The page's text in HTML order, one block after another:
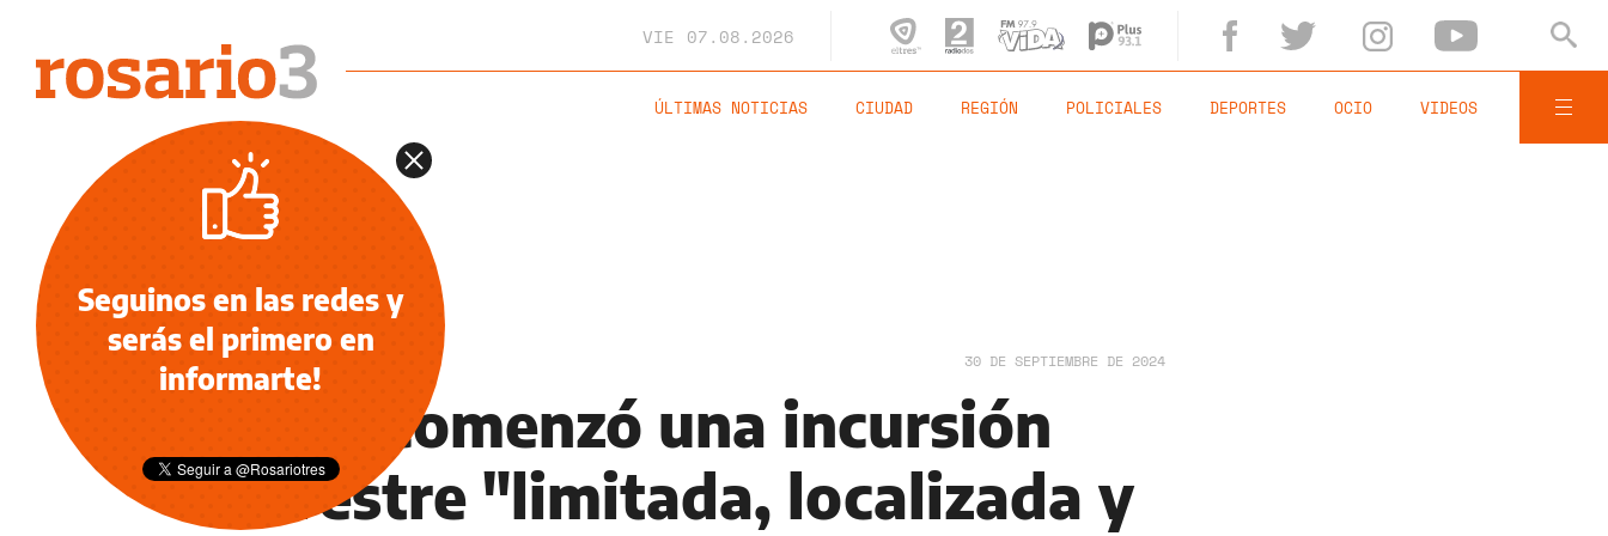
VIE 07.08.2026
ÚLTIMAS NOTICIAS CIUDAD REGIÓN POLICIALES DEPORTES OCIO VIDEOS
INFORMACIÓN GENERAL 30 DE SEPTIEMBRE DE 2024
Israel comenzó una incursión
terrestre "limitada, localizada y
Seguinos en las redes y
serás el primero en
informarte!